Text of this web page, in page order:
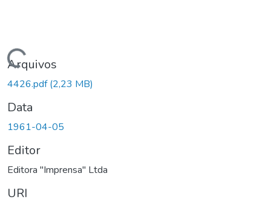
Carregando...
Arquivos
4426.pdf(2,23 MB)
Data
1961-04-05
Editor
Editora "Imprensa" Ltda
URI